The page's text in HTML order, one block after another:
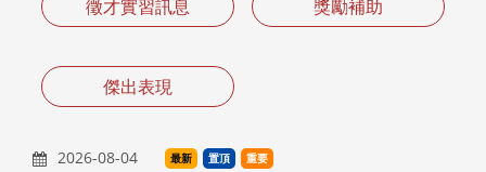
2026-08-04 最新 置頂 重要
徵才實習訊息 獎勵補助
傑出表現